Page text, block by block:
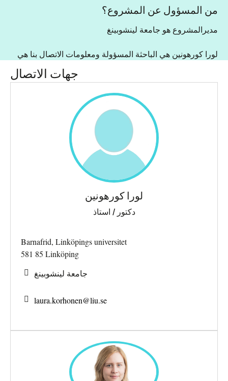
من المسؤول عن المشروع؟
مديرالمشروع هو جامعة لينشوبينغ
لورا كورهونين هي الباحثة المسؤولة ومعلومات الاتصال بنا هي
جهات الاتصال
لورا كورهونين
دكتور / استاذ
Barnafrid, Linköpings universitet
581 85 Linköping
جامعة لينشوبينغ
laura.korhonen@liu.se